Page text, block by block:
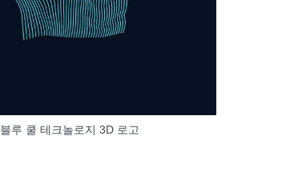
블루 쿨 테크놀로지 3D 로고